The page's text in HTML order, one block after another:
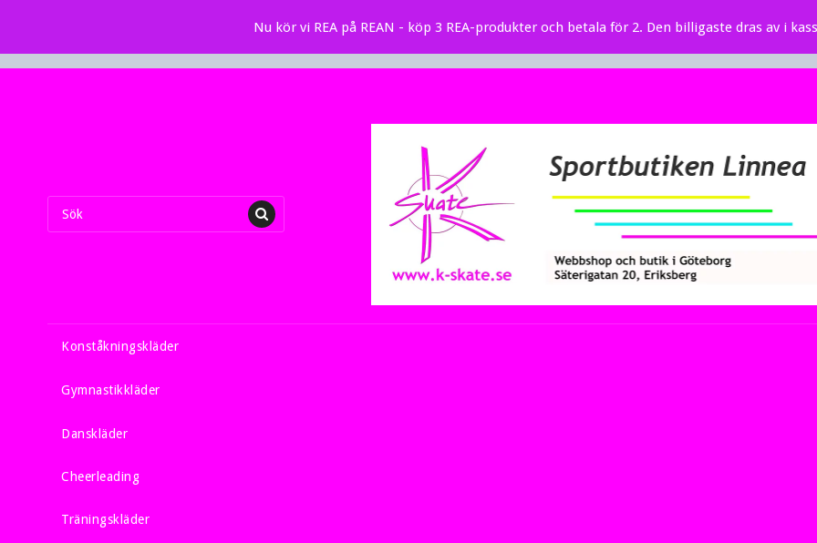
Nu kör vi REA på REAN - köp 3 REA-produkter och betala för 2. Den billigaste dras av i
Konståkningskläder
Gymnastikkläder
Danskläder
Cheerleading
Träningskläder